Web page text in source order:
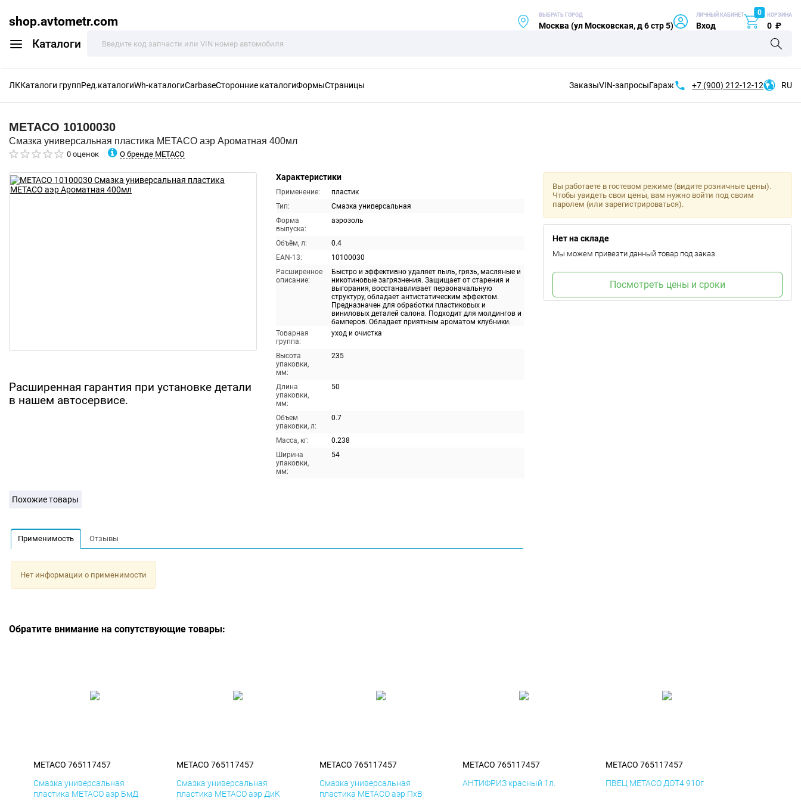
shop.avtometr.com
Каталоги
ВЫБРАТЬ ГОРОД
Москва (ул Московская, д 6 стр 5)
ЛИЧНЫЙ КАБИНЕТ
Вход
0 КОРЗИНА
0 ₽
ЛККаталоги группРед.каталогиWh-каталогиCarbaseСторонние каталогиФормыСтраницы ЗаказыVIN-запросыГараж +7 (900) 212-12-12 RU
METACO 10100030
Смазка универсальная пластика METACO аэр Ароматная 400мл
0 оценок О бренде METACO
Расширенная гарантия при установке детали
в нашем автосервисе.
Характеристики
Применение:
пластик
Тип:
Смазка универсальная
Форма
выпуска:
аэрозоль
Объём, л:
0.4
EAN-13:
10100030
Расширенное
описание:
Быстро и эффективно удаляет пыль, грязь, масляные и
никотиновые загрязнения. Защищает от старения и
выгорания, восстанавливает первоначальную
структуру, обладает антистатическим эффектом.
Предназначен для обработки пластиковых и
виниловых деталей салона. Подходит для молдингов и
бамперов. Обладает приятным ароматом клубники.
Товарная
группа:
уход и очистка
Высота
упаковки,
мм:
235
Длина
упаковки,
мм:
50
Объем
упаковки, л:
0.7
Масса, кг:
0.238
Ширина
упаковки,
мм:
54
Вы работаете в гостевом режиме (видите розничные цены).
Чтобы увидеть свои цены, вам нужно войти под своим
паролем (или зарегистрироваться).
Нет на складе
Мы можем привезти данный товар под заказ.
Посмотреть цены и сроки
Похожие товары
Применимость Отзывы
Нет информации о применимости
Обратите внимание на сопутствующие товары:
METACO 765117457
Смазка универсальная
пластика METACO аэр БмД
METACO 765117457
Смазка универсальная
пластика METACO аэр ДиК
METACO 765117457
Смазка универсальная
пластика METACO аэр ПхВ
METACO 765117457
АНТИФРИЗ красный 1л.
METACO 765117457
ПВЕЦ METACO ДОТ4 910г